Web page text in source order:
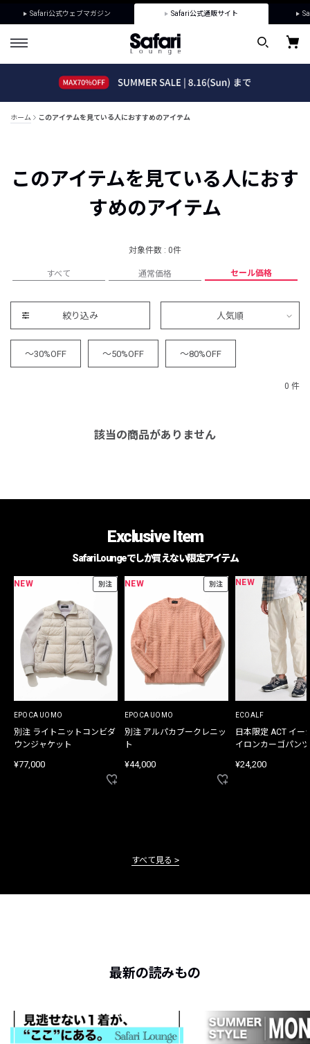
Safari公式ウェブマガジン Safari公式通販サイト
ホーム このアイテムを見ている人におすすめのアイテム
このアイテムを見ている人におす
すめのアイテム
対象件数 : 0件
すべて 通常価格 セール価格
絞り込み 人気順
～30%OFF ～50%OFF ～80%OFF
0 件
該当の商品がありません
Exclusive Item
Safari Loungeでしか買えない限定アイテム
NEW 別注
EPOCA UOMO
別注 ライトニットコンビダ
ウンジャケット
¥77,000
NEW 別注
EPOCA UOMO
別注 アルパカブークレニッ
ト
¥44,000
NEW
ECOALF
日本限定 ACT イー
イロンカーゴパンツ
¥24,200
すべて見る
最新の読みもの